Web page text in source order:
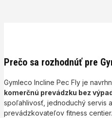
Prečo sa rozhodnúť pre
Gymleco Incline Pec Fly je
komerčnú prevádzku bez
spoľahlivosť, jednoduchý servis
prevádzkovateľov fitness centier.